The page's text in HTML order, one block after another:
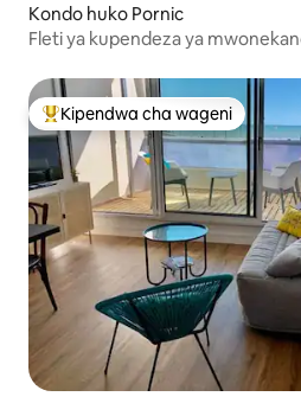
Kondo huko Pornic
Fleti ya kupendeza ya
Kipendwa maarufu cha wageni
Kipendwa cha wageni